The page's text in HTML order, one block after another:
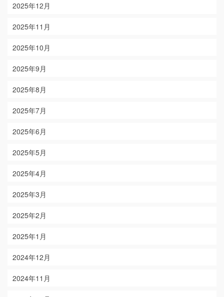
2025年12月
2025年11月
2025年10月
2025年9月
2025年8月
2025年7月
2025年6月
2025年5月
2025年4月
2025年3月
2025年2月
2025年1月
2024年12月
2024年11月